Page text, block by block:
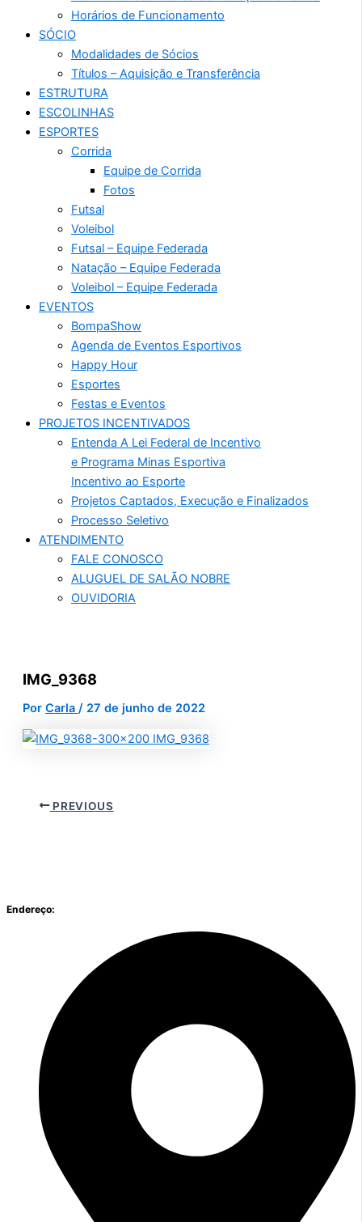
Horários de Funcionamento
SÓCIO
Modalidades de Sócios
Títulos – Aquisição e Transferência
ESTRUTURA
ESCOLINHAS
ESPORTES
Corrida
Equipe de Corrida
Fotos
Futsal
Voleibol
Futsal – Equipe Federada
Natação – Equipe Federada
Voleibol – Equipe Federada
EVENTOS
BompaShow
Agenda de Eventos Esportivos
Happy Hour
Esportes
Festas e Eventos
PROJETOS INCENTIVADOS
Entenda A Lei Federal de Incentivo
e Programa Minas Esportiva
Incentivo ao Esporte
Projetos Captados, Execução e Finalizados
Processo Seletivo
ATENDIMENTO
FALE CONOSCO
ALUGUEL DE SALÃO NOBRE
OUVIDORIA
IMG_9368
Por Carla / 27 de junho de 2022
PREVIOUS
Endereço: